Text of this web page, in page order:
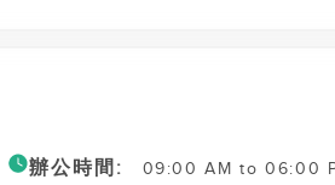
辦公時間: 09:00 AM to 06:00